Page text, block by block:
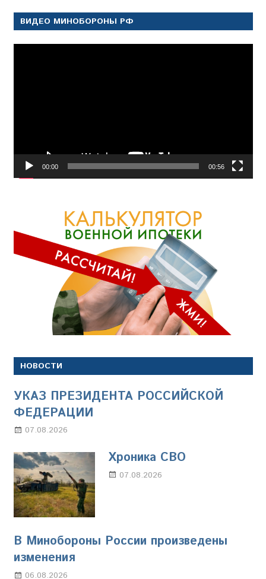
ВИДЕО МИНОБОРОНЫ РФ
00:00 00:56
НОВОСТИ
УКАЗ ПРЕЗИДЕНТА РОССИЙСКОЙ
ФЕДЕРАЦИИ
07.08.2026
Хроника СВО
07.08.2026
В Минобороны России произведены
изменения
06.08.2026